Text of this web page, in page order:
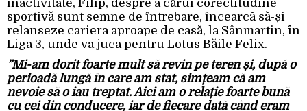
inactivitate, Filip, despre a cărui corectitudine
sportivă sunt semne de întrebare, încearcă să-și
relanseze cariera aproape de casă, la Sânmartin, în
Liga 3, unde va juca pentru Lotus Băile Felix.
”Mi-am dorit foarte mult să revin pe teren și, după o
perioadă lungă în care am stat, simțeam că am
nevoie să o iau treptat. Aici am o relație foarte bună
cu cei din conducere, iar de fiecare dată când eram